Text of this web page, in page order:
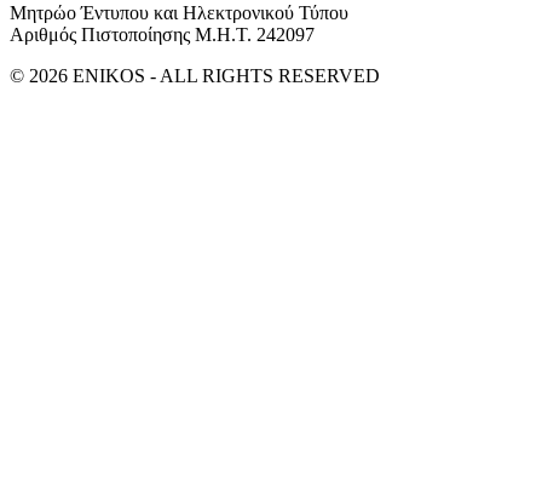
Μητρώο Έντυπου και Ηλεκτρονικού Τύπου
Αριθμός Πιστοποίησης Μ.Η.Τ. 242097
© 2026 ENIKOS - ALL RIGHTS RESERVED